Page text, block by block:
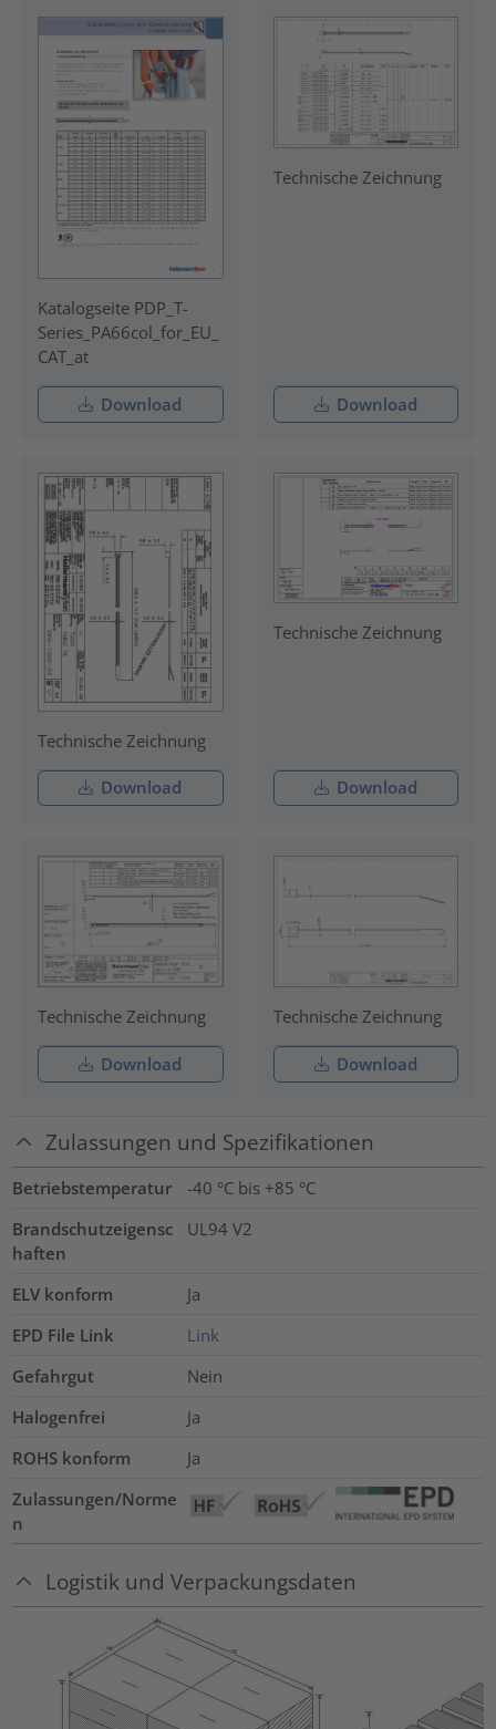
Katalogseite PDP_T-
Series_PA66col_for_EU_
CAT_at
Download
Technische Zeichnung
Download
Technische Zeichnung
Download
Technische Zeichnung
Download
Technische Zeichnung
Download
Technische Zeichnung
Download
Zulassungen und Spezifikationen
Betriebstemperatur
-40 °C bis +85 °C
Brandschutzeigensc
haften
UL94 V2
ELV konform
Ja
EPD File Link
Link
Gefahrgut
Nein
Halogenfrei
Ja
ROHS konform
Ja
Zulassungen/Norme
n
Logistik und Verpackungsdaten